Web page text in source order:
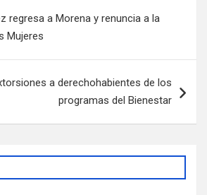
regresa a Morena y renuncia a la
Mujeres
a derechohabientes de los
programas del Bienestar